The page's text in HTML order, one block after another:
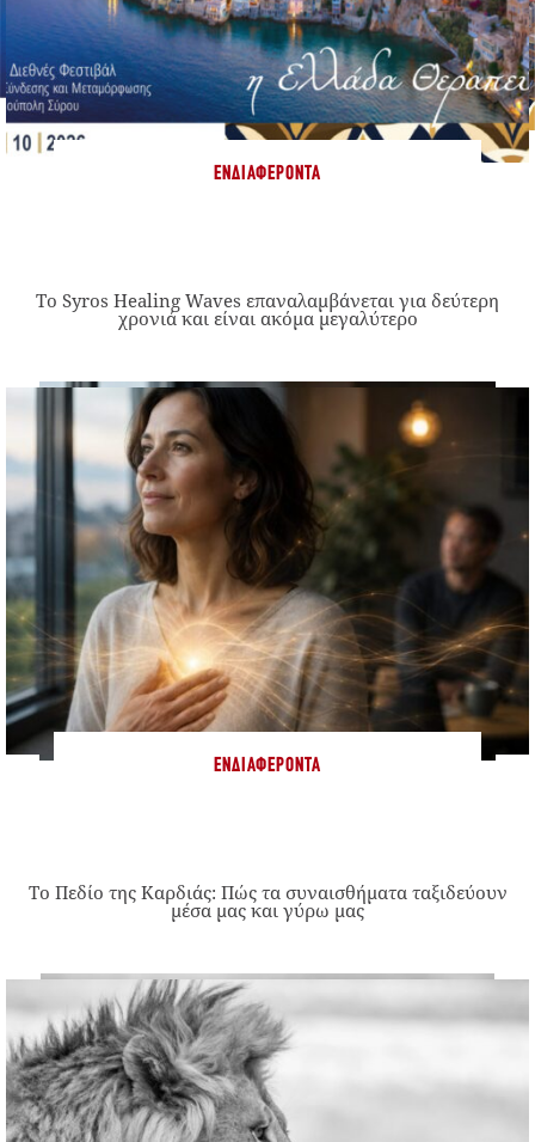
ΕΝΔΙΑΦΈΡΟΝΤΑ
Το Syros Healing Waves επαναλαμβάνεται για δεύτερη
χρονιά και είναι ακόμα μεγαλύτερο
ΕΝΔΙΑΦΈΡΟΝΤΑ
Το Πεδίο της Καρδιάς: Πώς τα συναισθήματα ταξιδεύουν
μέσα μας και γύρω μας